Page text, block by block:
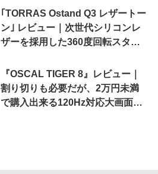
｢TORRAS Ostand Q3 レザートー
ン｣ レビュー｜次世代シリコンレ
ザーを採用した360度回転スタン
『OSCAL TIGER 8』レビュー｜
割り切りも必要だが、2万円未満
で購入出来る120Hz対応大画面ス